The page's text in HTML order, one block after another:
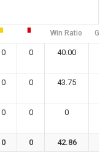
Win Ratio
0 0 40.00
0 0 43.75
0 0 0
0 0 42.86